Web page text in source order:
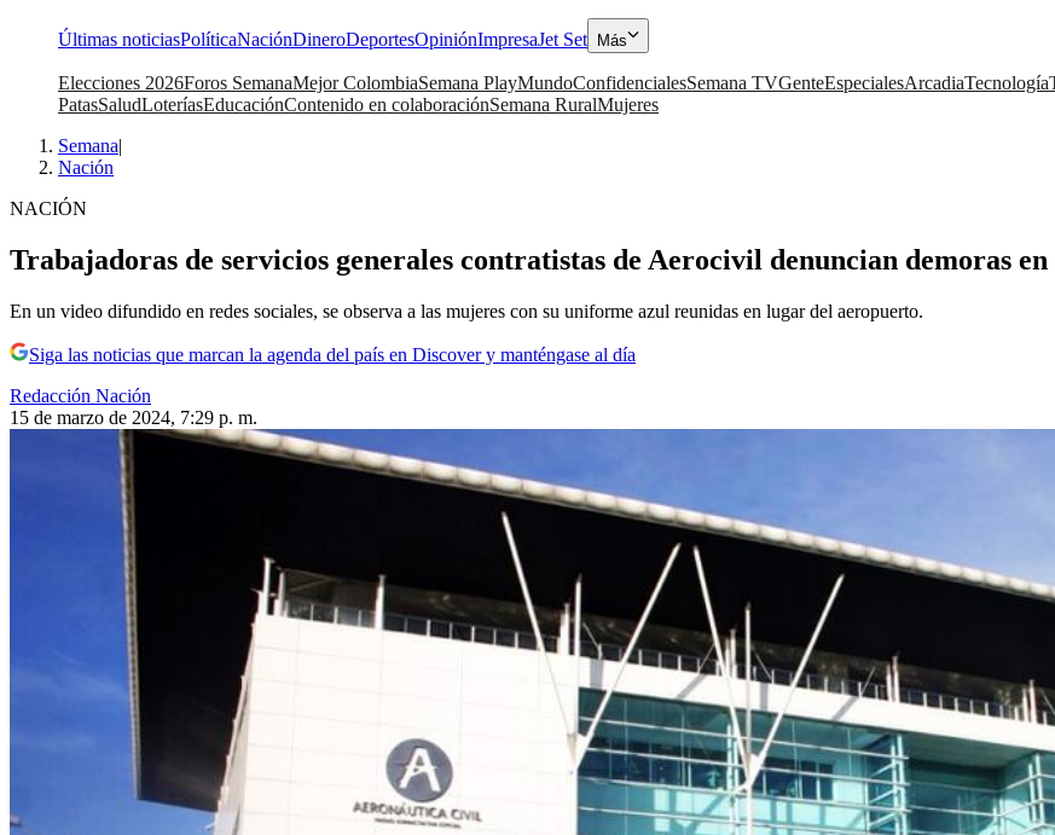
Últimas noticiasPolíticaNaciónDineroDeportesOpiniónImpresaJet Set Más
Elecciones 2026Foros SemanaMejor ColombiaSemana PlayMundoConfidencialesSemana TVGenteEspecialesArcadiaTecnología
PatasSaludLoteríasEducaciónContenido en colaboraciónSemana RuralMujeres
Semana|
Nación
NACIÓN
Trabajadoras de servicios generales contratistas de Aerocivil denuncian demoras en
En un video difundido en redes sociales, se observa a las mujeres con su uniforme azul reunidas en lugar del aeropuerto.
Siga las noticias que marcan la agenda del país en Discover y manténgase al día
Redacción Nación
15 de marzo de 2024, 7:29 p. m.